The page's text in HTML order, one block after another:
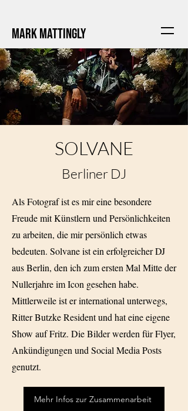
Mark Mattingly
SOLVANE
Berliner DJ
Als Fotograf ist es mir eine besondere
Freude mit Künstlern und Persönlichkeiten
zu arbeiten, die mir persönlich etwas
bedeuten. Solvane ist ein erfolgreicher DJ
aus Berlin, den ich zum ersten Mal Mitte der
Nullerjahre im Icon gesehen habe.
Mittlerweile ist er international unterwegs,
Ritter Butzke Resident und hat eine eigene
Show auf Fritz. Die Bilder werden für Flyer,
Ankündigungen und Social Media Posts
genutzt.
Mehr Infos zur Zusammenarbeit